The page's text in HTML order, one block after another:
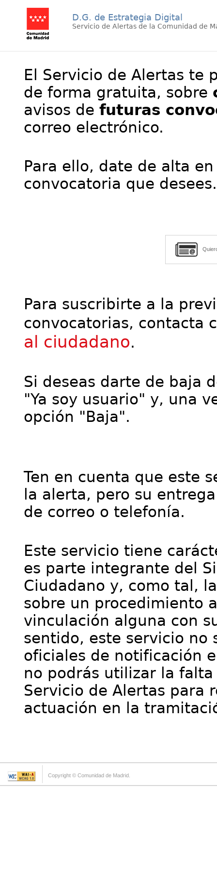
D.G. de Estrategia Digital
Servicio de Alertas de la Comunidad de
El Servicio de Alertas te
de forma gratuita, sobre
avisos de futuras
correo electrónico.
Para ello, date de alta
convocatoria que desees.
Para suscribirte a la
convocatorias, contacta
al ciudadano.
Si deseas darte de baja
"Ya soy usuario" y, una
opción "Baja".
Ten en cuenta que este
la alerta, pero su
de correo o telefonía.
Este servicio tiene
es parte integrante del
Ciudadano y, como tal,
sobre un procedimiento
vinculación alguna con
sentido, este servicio no
oficiales de notificación
no podrás utilizar la
Servicio de Alertas para
actuación en la
Copyright © Comunidad de Madrid.